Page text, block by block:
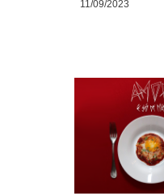
11/09/2023